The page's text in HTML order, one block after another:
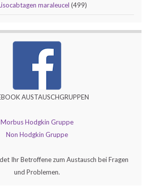
maraleucel (499)
AUSTAUSCHGRUPPEN
Morbus Hodgkin Gruppe
Non Hodgkin Gruppe
Ihr Betroffene zum Austausch bei Fragen
und Problemen.